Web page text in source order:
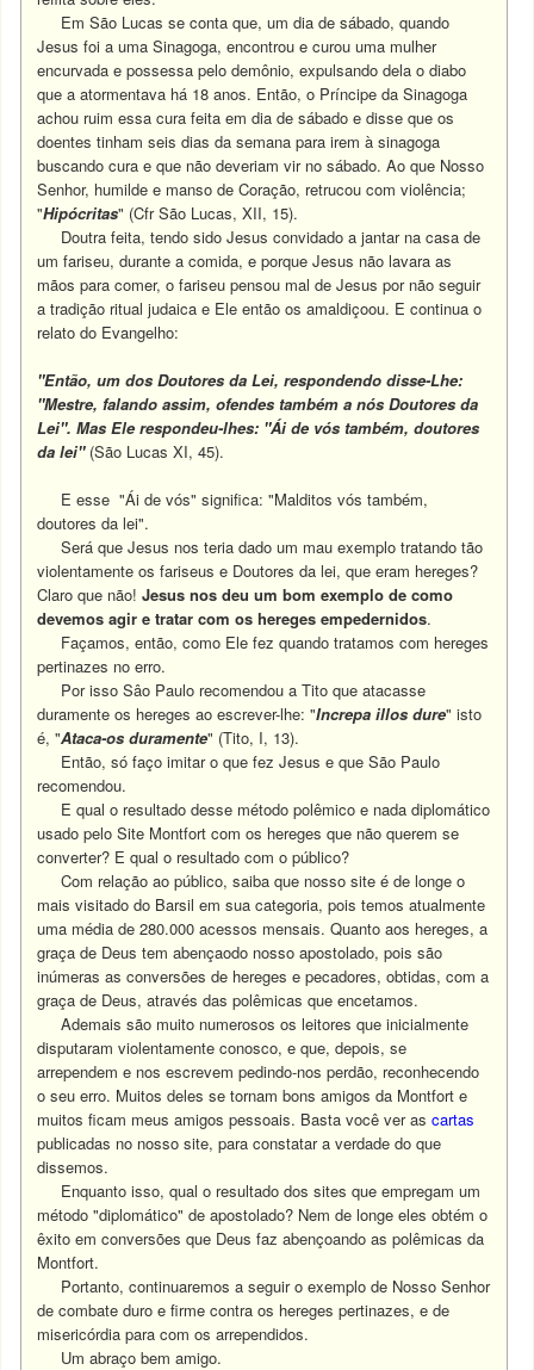
Em São Lucas se conta que, um dia de sábado, quando
Jesus foi a uma Sinagoga, encontrou e curou uma mulher
encurvada e possessa pelo demônio, expulsando dela o diabo
que a atormentava há 18 anos. Então, o Príncipe da Sinagoga
achou ruim essa cura feita em dia de sábado e disse que os
doentes tinham seis dias da semana para irem à sinagoga
buscando cura e que não deveriam vir no sábado. Ao que Nosso
Senhor, humilde e manso de Coração, retrucou com violência;
"Hipócritas" (Cfr São Lucas, XII, 15).
Doutra feita, tendo sido Jesus convidado a jantar na casa de
um fariseu, durante a comida, e porque Jesus não lavara as
mãos para comer, o fariseu pensou mal de Jesus por não seguir
a tradição ritual judaica e Ele então os amaldiçoou. E continua o
relato do Evangelho:
"Então, um dos Doutores da Lei, respondendo disse-Lhe:
"Mestre, falando assim, ofendes também a nós Doutores da
Lei". Mas Ele respondeu-lhes: "Ái de vós também, doutores
da lei"(São Lucas XI, 45).
E esse "Ái de vós" significa: "Malditos vós também,
doutores da lei".
Será que Jesus nos teria dado um mau exemplo tratando tão
violentamente os fariseus e Doutores da lei, que eram hereges?
Claro que não!Jesus nos deu um bom exemplo de como
devemos agir e tratar com os hereges empedernidos.
Façamos, então, como Ele fez quando tratamos com hereges
pertinazes no erro.
Por isso Sâo Paulo recomendou a Tito que atacasse
duramente os hereges ao escrever-lhe: "Increpa illos dure" isto
é, "Ataca-os duramente" (Tito, I, 13).
Então, só faço imitar o que fez Jesus e que São Paulo
recomendou.
E qual o resultado desse método polêmico e nada diplomático
usado pelo Site Montfort com os hereges que não querem se
converter? E qual o resultado com o público?
Com relação ao público, saiba que nosso site é de longe o
mais visitado do Barsil em sua categoria, pois temos atualmente
uma média de 280.000 acessos mensais. Quanto aos hereges, a
graça de Deus tem abençaodo nosso apostolado, pois são
inúmeras as conversões de hereges e pecadores, obtidas, com a
graça de Deus, através das polêmicas que encetamos.
Ademais são muito numerosos os leitores que inicialmente
disputaram violentamente conosco, e que, depois, se
arrependem e nos escrevem pedindo-nos perdão, reconhecendo
o seu erro. Muitos deles se tornam bons amigos da Montfort e
muitos ficam meus amigos pessoais. Basta você ver ascartas
publicadas no nosso site, para constatar a verdade do que
dissemos.
Enquanto isso, qual o resultado dos sites que empregam um
método "diplomático" de apostolado? Nem de longe eles obtém o
êxito em conversões que Deus faz abençoando as polêmicas da
Montfort.
Portanto, continuaremos a seguir o exemplo de Nosso Senhor
de combate duro e firme contra os hereges pertinazes, e de
misericórdia para com os arrependidos.
Um abraço bem amigo.